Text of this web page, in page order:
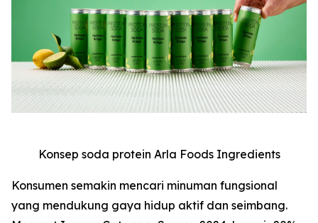
Konsep soda protein Arla Foods Ingredients
Konsumen semakin mencari minuman fungsional
yang mendukung gaya hidup aktif dan seimbang.